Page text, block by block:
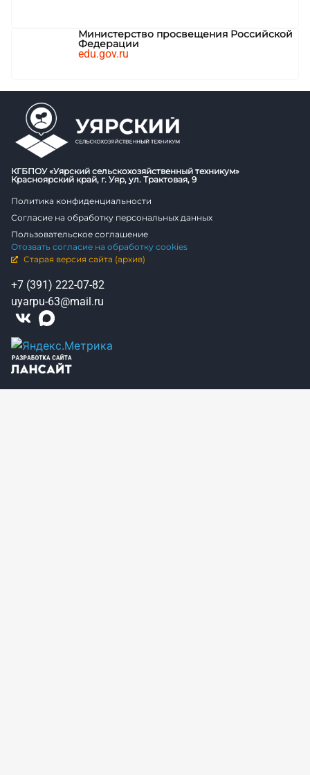
Министерство просвещения Российской
Федерации
edu.gov.ru
КГБПОУ «Уярский сельскохозяйственный техникум»
Красноярский край, г. Уяр, ул. Трактовая, 9
Политика конфиденциальности
Согласие на обработку персональных данных
Пользовательское соглашение
Отозвать согласие на обработку cookies
Старая версия сайта (архив)
+7 (391) 222-07-82
uyarpu-63@mail.ru